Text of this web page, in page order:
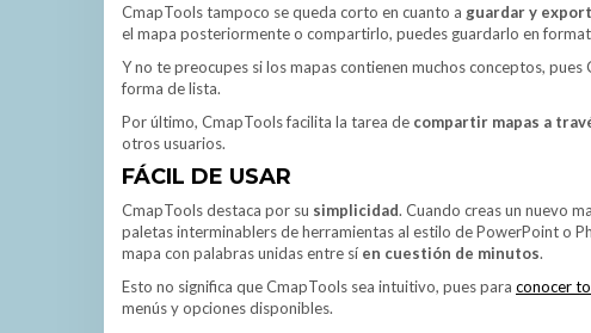
CmapTools tampoco se queda corto en cuanto a guardar y
el mapa posteriormente o compartirlo, puedes guardarlo en
Y no te preocupes si los mapas contienen muchos conceptos,
forma de lista.
Por último, CmapTools facilita la tarea de compartir mapas a
otros usuarios.
FÁCIL DE USAR
CmapTools destaca por su simplicidad. Cuando creas un nuevo
paletas interminablers de herramientas al estilo de PowerPoint o
mapa con palabras unidas entre sí en cuestión de minutos.
Esto no significa que CmapTools sea intuitivo, pues para conocer
menús y opciones disponibles.